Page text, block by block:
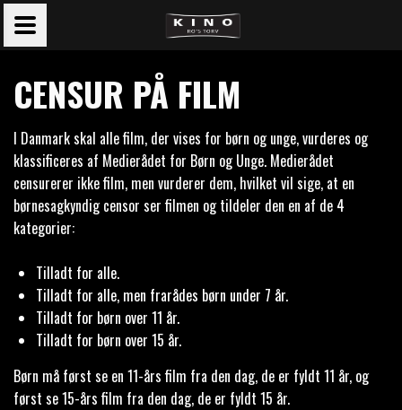
CENSUR PÅ FILM
I Danmark skal alle film, der vises for børn og unge, vurderes og
klassificeres af Medierådet for Børn og Unge. Medierådet
censurerer ikke film, men vurderer dem, hvilket vil sige, at en
børnesagkyndig censor ser filmen og tildeler den en af de 4
kategorier:
Tilladt for alle.
Tilladt for alle, men frarådes børn under 7 år.
Tilladt for børn over 11 år.
Tilladt for børn over 15 år.
Børn må først se en 11-års film fra den dag, de er fyldt 11 år, og
først se 15-års film fra den dag, de er fyldt 15 år.